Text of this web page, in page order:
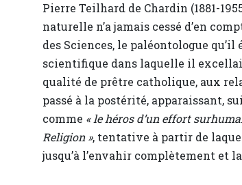
Pierre Teilhard de Chardin (1881-
naturelle n’a jamais cessé d’en
des Sciences, le paléontologue
scientifique dans laquelle il
qualité de prêtre catholique, aux
passé à la postérité, apparaissant,
comme « le héros d’un effort
Religion », tentative à partir de
jusqu’à l’envahir complètement et